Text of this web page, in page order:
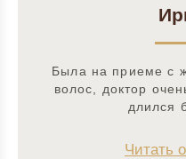
Была на приеме с
волос, доктор
длился
Читать